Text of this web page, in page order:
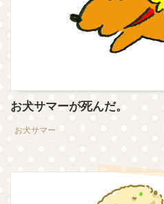
お犬サマーが死んだ。
お犬サマー